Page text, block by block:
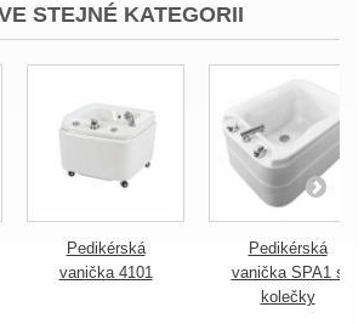
STEJNÉ KATEGORII
Pedikérská
vanička 4101
Pedikérská
vanička SPA1 s
kolečky